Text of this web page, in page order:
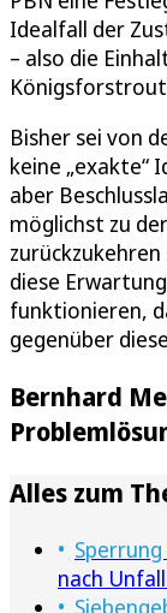
Idealfall der
– also die
Bisher sei von
keine „exakte“
aber
möglichst zu
zurückzukehren
diese
funktionieren,
gegenüber
Bernhard
Alles zum
nach